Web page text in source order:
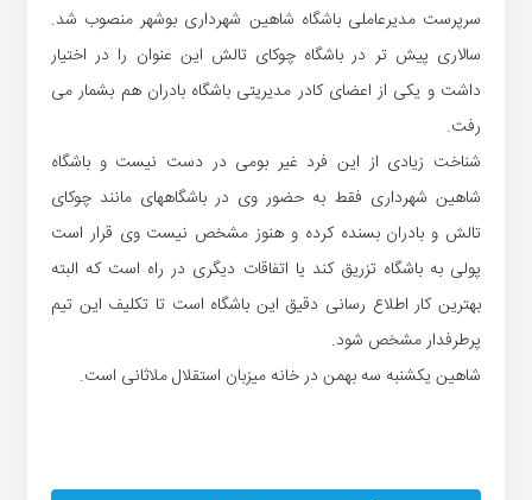
سرپرست مدیرعاملی باشگاه شاهین شهرداری بوشهر منصوب شد.
سالاری پیش تر در باشگاه چوکای تالش این عنوان را در اختیار
داشت و یکی از اعضای کادر مدیریتی باشگاه بادران هم بشمار می
رفت.
شناخت زیادی از این فرد غیر بومی در دست نیست و باشگاه
شاهین شهرداری فقط به حضور وی در باشگاههای مانند چوکای
تالش و بادران بسنده کرده و هنوز مشخص نیست وی قرار است
پولی به باشگاه تزریق کند یا اتفاقات دیگری در راه است که البته
بهترین کار اطلاع رسانی دقیق این باشگاه است تا تکلیف این تیم
پرطرفدار مشخص شود.
شاهین یکشنبه سه بهمن در خانه میزبان استقلال ملاثانی است.